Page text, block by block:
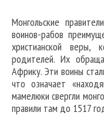
Монгольские
воинов-рабов
христианской
родителей. Их
Африку. Эти воины
что означает
мамелюки свергли
правили там до 1517